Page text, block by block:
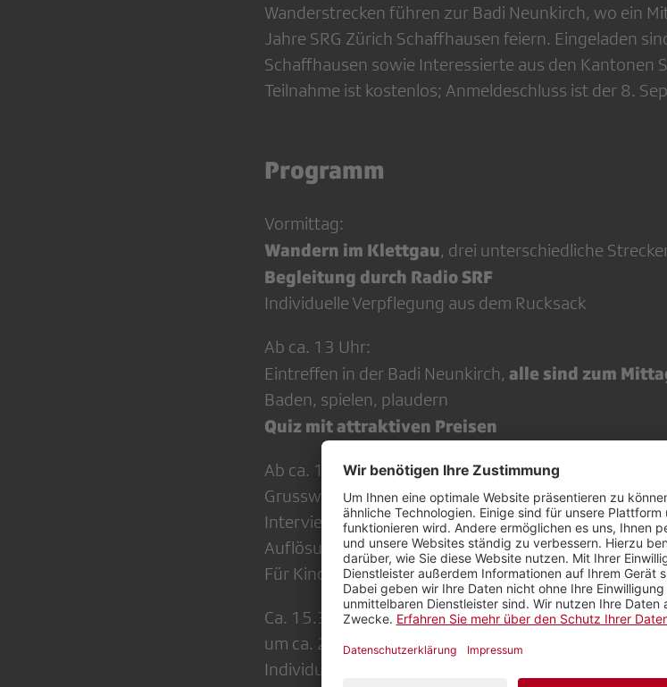
Wanderstrecken führen zur Badi Neunkirch, wo ein
Jahre SRG Zürich Schaffhausen feiern. Eingeladen
Schaffhausen sowie Interessierte aus den Kantonen
Teilnahme ist kostenlos; Anmeldeschluss ist der 8.
Programm
Vormittag:
Wandern im Klettgau, drei unterschiedliche
Begleitung durch Radio SRF
Individuelle Verpflegung aus dem Rucksack
Ab ca. 13 Uhr:
Eintreffen in der Badi Neunkirch, alle sind zum
Baden, spielen, plaudern
Quiz mit attraktiven Preisen
Ab ca. 14.45 Uhr:
Grusswort von Ruedi Vögele, Gemeindepräsident
Interview mit Cécile Bachmann, Präsidentin der SRG
Auflösung Quiz
Für Kinder: Marshmallows bräteln
Ca. 15.30 Uhr: offizielles Ende (wer möchte, darf
um ca. 20 Uhr)
Individuelle Heimreise